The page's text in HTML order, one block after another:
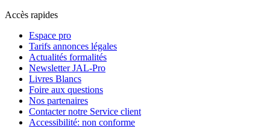
Accès rapides
Espace pro
Tarifs annonces légales
Actualités formalités
Newsletter JAL-Pro
Livres Blancs
Foire aux questions
Nos partenaires
Contacter notre Service client
Accessibilité: non conforme